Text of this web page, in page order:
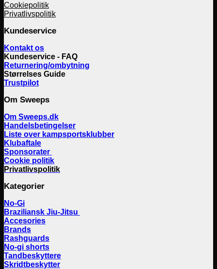
Cookiepolitik
Privatlivspolitik
Kundeservice
Kontakt os
Kundeservice - FAQ
Returnering/ombytning
Størrelses Guide
Trustpilot
Om Sweeps
Om Sweeps.dk
Handelsbetingelser
Liste over kampsportsklubber
Klubaftale
Sponsorater
Cookie politik
Privatlivspolitik
Kategorier
No-Gi
Braziliansk Jiu-Jitsu
Accesories
Brands
Rashguards
No-gi shorts
Tandbeskyttere
Skridtbeskytter